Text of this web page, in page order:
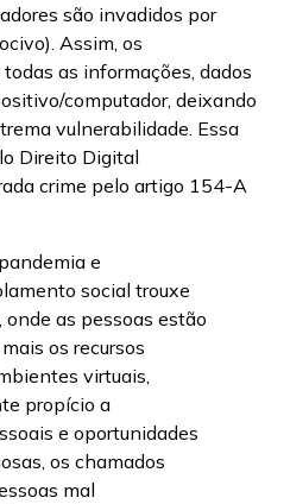
são invadidos por
Assim, os
as informações, dados
computador, deixando
vulnerabilidade. Essa
Direito Digital
crime pelo artigo 154-A
e
social trouxe
onde as pessoas estão
os recursos
virtuais,
propício a
e oportunidades
os chamados
mal